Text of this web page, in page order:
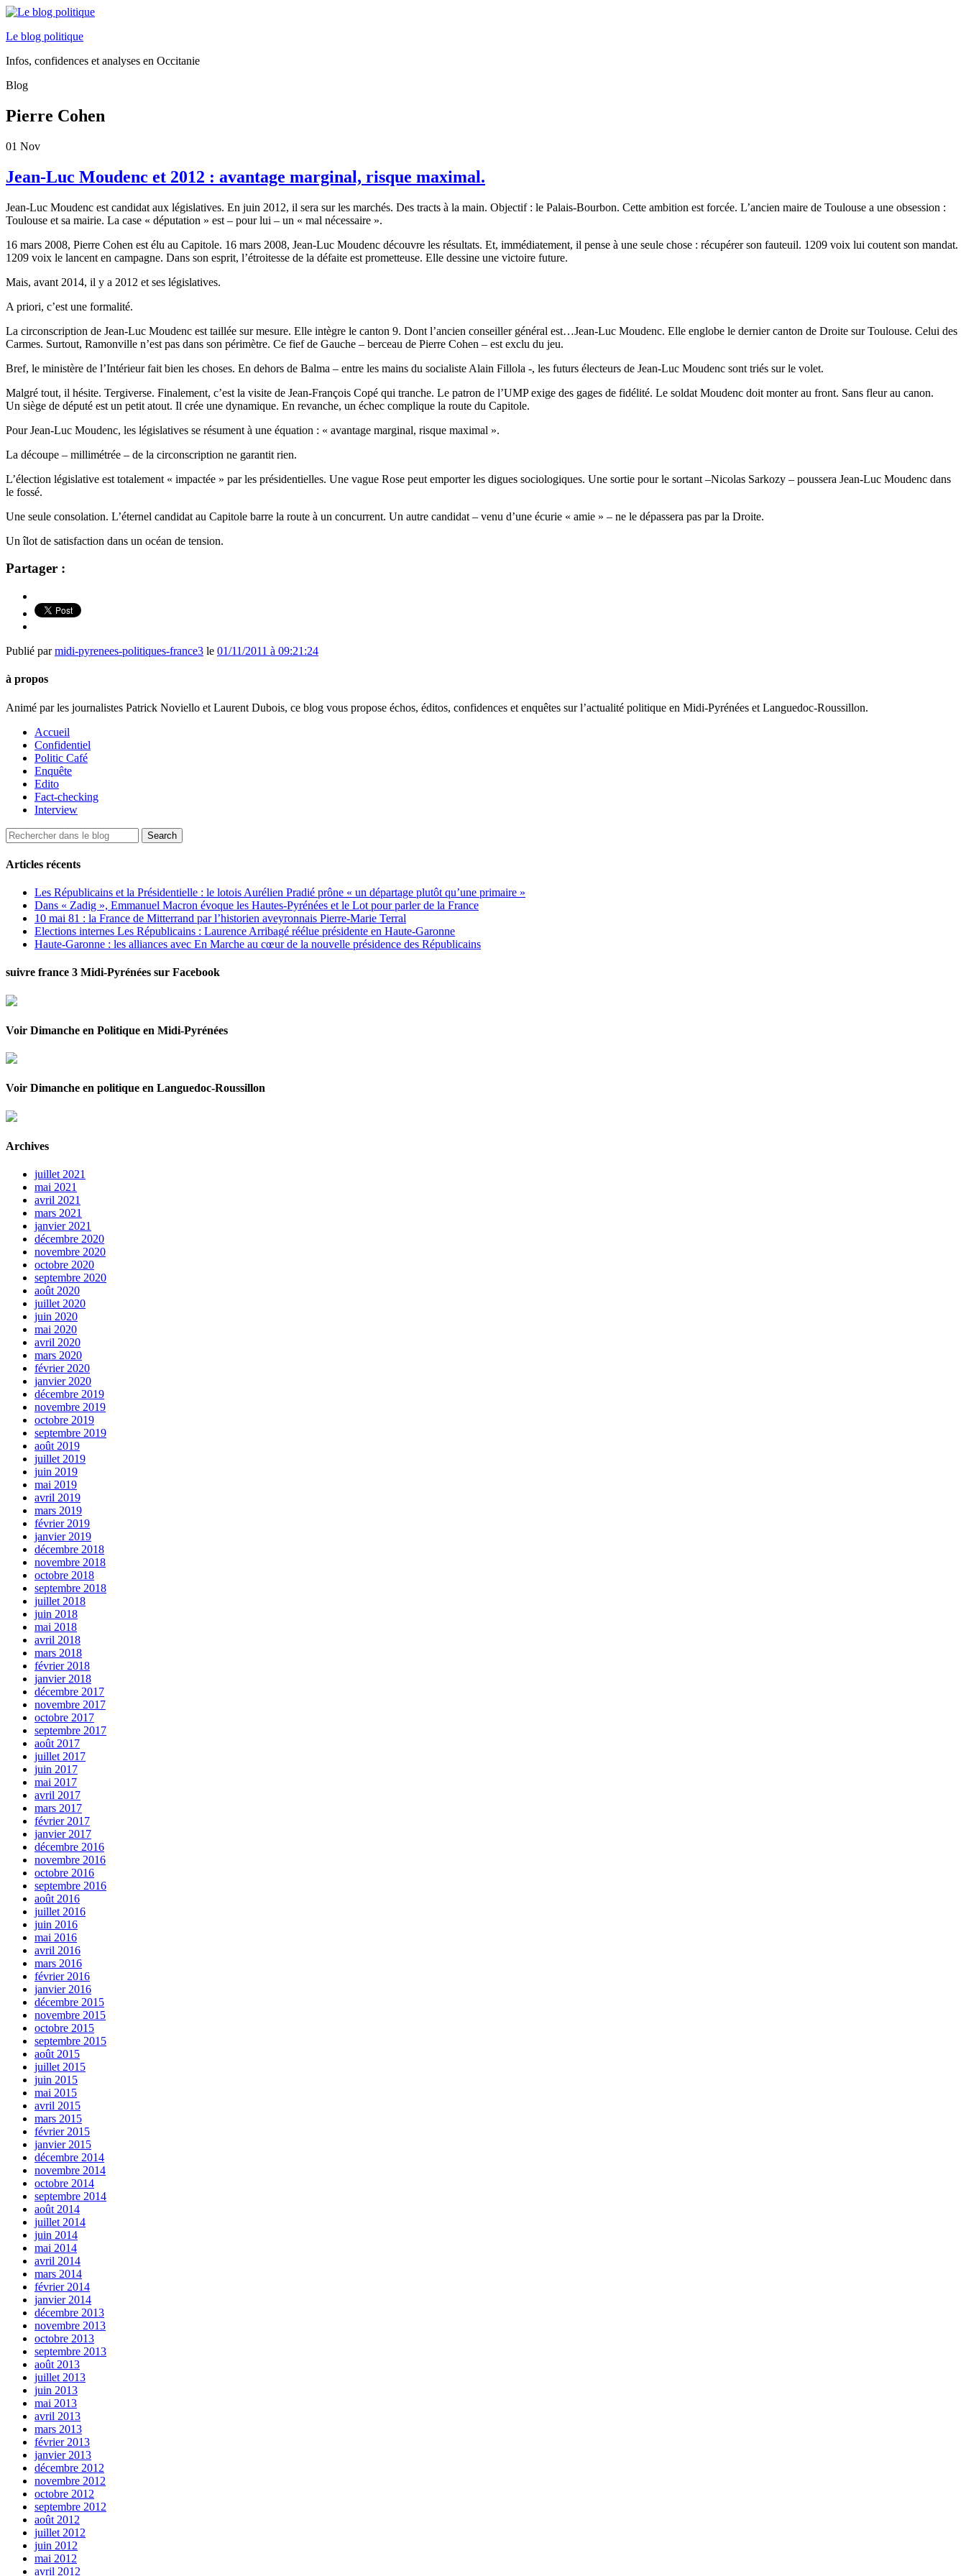
Le blog politique
Infos, confidences et analyses en Occitanie
Blog
Pierre Cohen
01 Nov
Jean-Luc Moudenc et 2012 : avantage marginal, risque maximal.
Jean-Luc Moudenc est candidat aux législatives. En juin 2012, il sera sur les marchés. Des tracts à la main. Objectif : le Palais-Bourbon. Cette ambition est forcée. L’ancien maire de Toulouse a une obsession :
Toulouse et sa mairie. La case « députation » est – pour lui – un « mal nécessaire ».
16 mars 2008, Pierre Cohen est élu au Capitole. 16 mars 2008, Jean-Luc Moudenc découvre les résultats. Et, immédiatement, il pense à une seule chose : récupérer son fauteuil. 1209 voix lui coutent son mandat.
1209 voix le lancent en campagne. Dans son esprit, l’étroitesse de la défaite est prometteuse. Elle dessine une victoire future.
Mais, avant 2014, il y a 2012 et ses législatives.
A priori, c’est une formalité.
La circonscription de Jean-Luc Moudenc est taillée sur mesure. Elle intègre le canton 9. Dont l’ancien conseiller général est…Jean-Luc Moudenc. Elle englobe le dernier canton de Droite sur Toulouse. Celui des
Carmes. Surtout, Ramonville n’est pas dans son périmètre. Ce fief de Gauche – berceau de Pierre Cohen – est exclu du jeu.
Bref, le ministère de l’Intérieur fait bien les choses. En dehors de Balma – entre les mains du socialiste Alain Fillola -, les futurs électeurs de Jean-Luc Moudenc sont triés sur le volet.
Malgré tout, il hésite. Tergiverse. Finalement, c’est la visite de Jean-François Copé qui tranche. Le patron de l’UMP exige des gages de fidélité. Le soldat Moudenc doit monter au front. Sans fleur au canon.
Un siège de député est un petit atout. Il crée une dynamique. En revanche, un échec complique la route du Capitole.
Pour Jean-Luc Moudenc, les législatives se résument à une équation : « avantage marginal, risque maximal ».
La découpe – millimétrée – de la circonscription ne garantit rien.
L’élection législative est totalement « impactée » par les présidentielles. Une vague Rose peut emporter les digues sociologiques. Une sortie pour le sortant –Nicolas Sarkozy – poussera Jean-Luc Moudenc dans
le fossé.
Une seule consolation. L’éternel candidat au Capitole barre la route à un concurrent. Un autre candidat – venu d’une écurie « amie » – ne le dépassera pas par la Droite.
Un îlot de satisfaction dans un océan de tension.
Partager :
Publié parmidi-pyrenees-politiques-france3 le 01/11/2011 à 09:21:24
à propos
Animé par les journalistes Patrick Noviello et Laurent Dubois, ce blog vous propose échos, éditos, confidences et enquêtes sur l’actualité politique en Midi-Pyrénées et Languedoc-Roussillon.
Accueil
Confidentiel
Politic Café
Enquête
Edito
Fact-checking
Interview
Articles récents
Les Républicains et la Présidentielle : le lotois Aurélien Pradié prône « un départage plutôt qu’une primaire »
Dans « Zadig », Emmanuel Macron évoque les Hautes-Pyrénées et le Lot pour parler de la France
10 mai 81 : la France de Mitterrand par l’historien aveyronnais Pierre-Marie Terral
Elections internes Les Républicains : Laurence Arribagé réélue présidente en Haute-Garonne
Haute-Garonne : les alliances avec En Marche au cœur de la nouvelle présidence des Républicains
suivre france 3 Midi-Pyrénées sur Facebook
Voir Dimanche en Politique en Midi-Pyrénées
Voir Dimanche en politique en Languedoc-Roussillon
Archives
juillet 2021
mai 2021
avril 2021
mars 2021
janvier 2021
décembre 2020
novembre 2020
octobre 2020
septembre 2020
août 2020
juillet 2020
juin 2020
mai 2020
avril 2020
mars 2020
février 2020
janvier 2020
décembre 2019
novembre 2019
octobre 2019
septembre 2019
août 2019
juillet 2019
juin 2019
mai 2019
avril 2019
mars 2019
février 2019
janvier 2019
décembre 2018
novembre 2018
octobre 2018
septembre 2018
juillet 2018
juin 2018
mai 2018
avril 2018
mars 2018
février 2018
janvier 2018
décembre 2017
novembre 2017
octobre 2017
septembre 2017
août 2017
juillet 2017
juin 2017
mai 2017
avril 2017
mars 2017
février 2017
janvier 2017
décembre 2016
novembre 2016
octobre 2016
septembre 2016
août 2016
juillet 2016
juin 2016
mai 2016
avril 2016
mars 2016
février 2016
janvier 2016
décembre 2015
novembre 2015
octobre 2015
septembre 2015
août 2015
juillet 2015
juin 2015
mai 2015
avril 2015
mars 2015
février 2015
janvier 2015
décembre 2014
novembre 2014
octobre 2014
septembre 2014
août 2014
juillet 2014
juin 2014
mai 2014
avril 2014
mars 2014
février 2014
janvier 2014
décembre 2013
novembre 2013
octobre 2013
septembre 2013
août 2013
juillet 2013
juin 2013
mai 2013
avril 2013
mars 2013
février 2013
janvier 2013
décembre 2012
novembre 2012
octobre 2012
septembre 2012
août 2012
juillet 2012
juin 2012
mai 2012
avril 2012